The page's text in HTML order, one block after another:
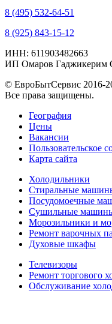
8 (495) 532-64-51
8 (925) 843-15-12
ИНН: 611903482663
ИП Омаров Гаджикерим
© ЕвроБытСервис 2016-
Все права защищены.
География
Цены
Вакансии
Пользовательское
Карта сайта
Холодильники
Стиральные
Посудомоечные
Сушильные
Морозильники и
Ремонт варочных
Духовые шкафы
Телевизоры
Ремонт торгового
Обслуживание